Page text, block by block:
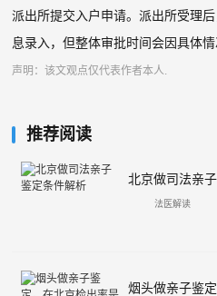
派出所提交入户申请。派出所受理
息录入，但整体审批时间会因具体
声明：该文观点仅代表作者本人.
推荐阅读
北京做司法亲
法医解读
烟头做亲子鉴